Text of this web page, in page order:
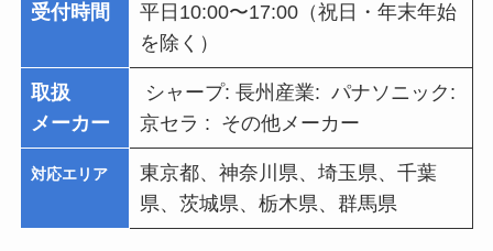
受付時間
平日10:00〜17:00（祝日・年末年始
を除く）
取扱
メーカー
シャープ: 長州産業: パナソニック:
京セラ : その他メーカー
対応エリア
東京都、神奈川県、埼玉県、千葉
県、茨城県、栃木県、群馬県